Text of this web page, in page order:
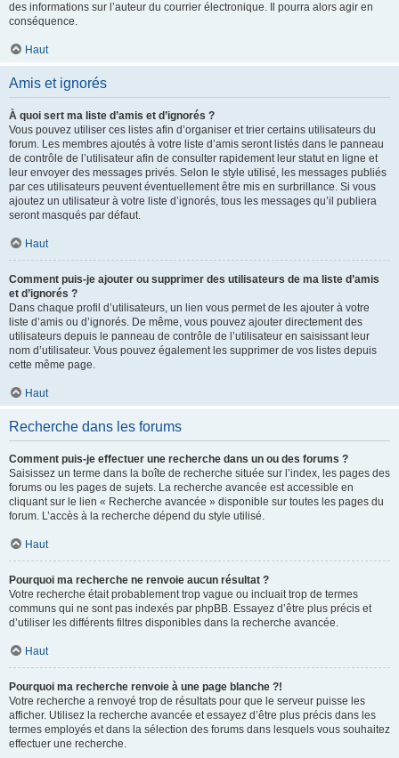
des informations sur l’auteur du courrier électronique. Il pourra alors agir en
conséquence.
Haut
Amis et ignorés
À quoi sert ma liste d’amis et d’ignorés ?
Vous pouvez utiliser ces listes afin d’organiser et trier certains utilisateurs du
forum. Les membres ajoutés à votre liste d’amis seront listés dans le panneau
de contrôle de l’utilisateur afin de consulter rapidement leur statut en ligne et
leur envoyer des messages privés. Selon le style utilisé, les messages publiés
par ces utilisateurs peuvent éventuellement être mis en surbrillance. Si vous
ajoutez un utilisateur à votre liste d’ignorés, tous les messages qu’il publiera
seront masqués par défaut.
Haut
Comment puis-je ajouter ou supprimer des utilisateurs de ma liste d’amis
et d’ignorés ?
Dans chaque profil d’utilisateurs, un lien vous permet de les ajouter à votre
liste d’amis ou d’ignorés. De même, vous pouvez ajouter directement des
utilisateurs depuis le panneau de contrôle de l’utilisateur en saisissant leur
nom d’utilisateur. Vous pouvez également les supprimer de vos listes depuis
cette même page.
Haut
Recherche dans les forums
Comment puis-je effectuer une recherche dans un ou des forums ?
Saisissez un terme dans la boîte de recherche située sur l’index, les pages des
forums ou les pages de sujets. La recherche avancée est accessible en
cliquant sur le lien « Recherche avancée » disponible sur toutes les pages du
forum. L’accès à la recherche dépend du style utilisé.
Haut
Pourquoi ma recherche ne renvoie aucun résultat ?
Votre recherche était probablement trop vague ou incluait trop de termes
communs qui ne sont pas indexés par phpBB. Essayez d’être plus précis et
d’utiliser les différents filtres disponibles dans la recherche avancée.
Haut
Pourquoi ma recherche renvoie à une page blanche ?!
Votre recherche a renvoyé trop de résultats pour que le serveur puisse les
afficher. Utilisez la recherche avancée et essayez d’être plus précis dans les
termes employés et dans la sélection des forums dans lesquels vous souhaitez
effectuer une recherche.